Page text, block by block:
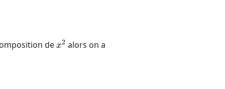
dex^2
x2 alors on a
0 \pmod{487} \\ c & \equiv 0 \pmod{7}